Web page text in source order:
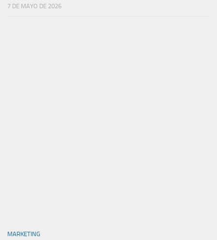
7 DE MAYO DE 2026
MARKETING